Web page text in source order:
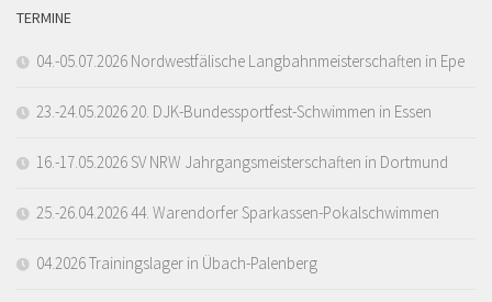
TERMINE
04.-05.07.2026 Nordwestfälische Langbahnmeisterschaften in Epe
23.-24.05.2026 20. DJK-Bundessportfest-Schwimmen in Essen
16.-17.05.2026 SV NRW Jahrgangsmeisterschaften in Dortmund
25.-26.04.2026 44. Warendorfer Sparkassen-Pokalschwimmen
04.2026 Trainingslager in Übach-Palenberg